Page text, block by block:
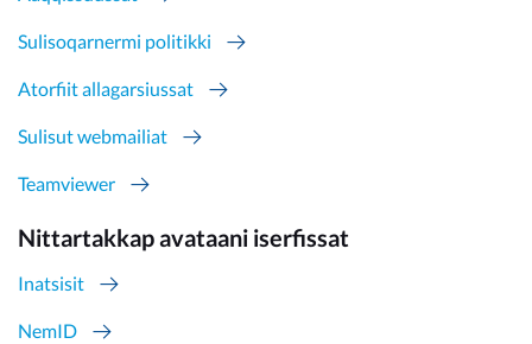
Sulisoqarnermi politikki
Atorfiit allagarsiussat
Sulisut webmailiat
Teamviewer
Nittartakkap avataani iserfissat
Inatsisit
NemID